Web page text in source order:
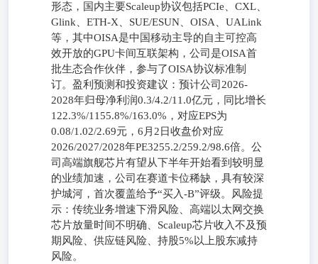
形态，国内主要Scaleup协议包括PCIe、CXL、
Glink、ETH-X、SUE/ESUN、OISA、UALink
等，其中OISA是中国移动主导的自主可控高
效开放的GPU卡间互联架构，公司是OISA首
批生态合作伙伴，参与了OISA协议标准制
订。盈利预测和投资建议：预计公司2026-
2028年归母净利润0.3/4.2/11.0亿元，同比增长
122.3%/1155.8%/163.0%，对应EPS为
0.08/1.02/2.69元，6月2日收盘价对应
2026/2027/2028年PE3255.2/259.2/98.6倍。公
司高端旗舰芯片有望从下半年开始看到较明显
的业绩加速，公司在赛道卡位稀缺，具有较深
护城河，首次覆盖给予“买入-B”评级。风险提
示：传统业务增速下滑风险、高端以太网交换
芯片放量时间不明确、Scaleup芯片收入不及预
期风险、供应链风险、持股5%以上股东减持
风险。